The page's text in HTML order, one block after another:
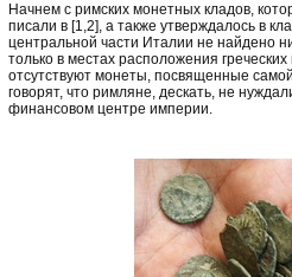
Начнем с римских монетных кладов,
писали в [1,2], а также утверждалось в
центральной части Италии не найдено
только в местах расположения
отсутствуют монеты, посвященные
говорят, что римляне, дескать, не
финансовом центре империи.